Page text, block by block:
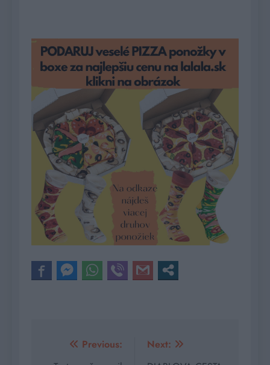
Navigácia
Previous:
Next: